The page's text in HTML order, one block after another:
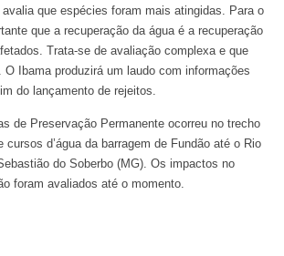
que espécies foram mais atingidas. Para o
que a recuperação da água é a recuperação
Trata-se de avaliação complexa e que
O Ibama produzirá um laudo com informações
do lançamento de rejeitos.
de Preservação Permanente ocorreu no trecho
cursos d’água da barragem de Fundão até o Rio
do Soberbo (MG). Os impactos no
foram avaliados até o momento.